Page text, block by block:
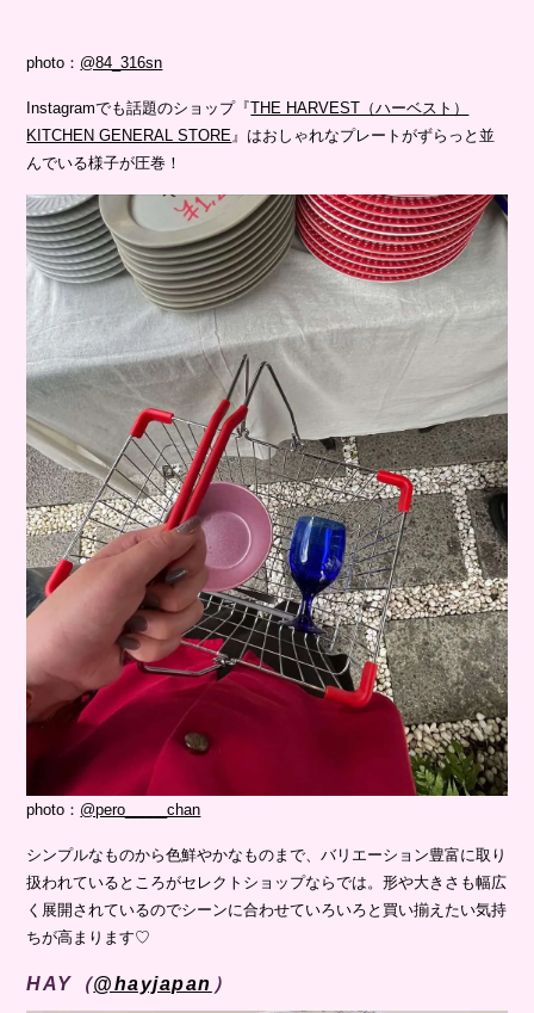
photo： @84_316sn
Instagramでも話題のショップ『THE HARVEST（ハーベスト）
KITCHEN GENERAL STORE 』はおしゃれなプレートがずらっと並
んでいる様子が圧巻！
photo： @pero_____chan
シンプルなものから色鮮やかなものまで、バリエーション豊富に取り
扱われているところがセレクトショップならでは。形や大きさも幅広
く展開されているのでシーンに合わせていろいろと買い揃えたい気持
ちが高まります♡
HAY（@hayjapan ）